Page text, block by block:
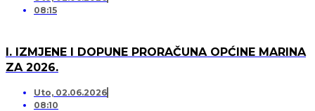
08:15
I. IZMJENE I DOPUNE PRORAČUNA OPĆINE MARINA
ZA 2026.
Uto, 02.06.2026
08:10